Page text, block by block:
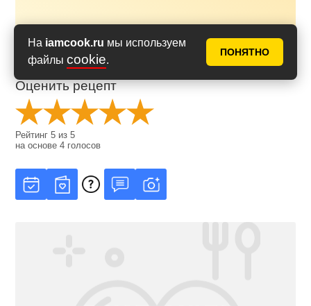
На iamcook.ru мы используем
файлы cookie.
ПОНЯТНО
Оценить рецепт
Рейтинг5 из5
на основе4 голосов